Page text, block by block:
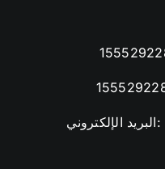
البريد الإلكتروني: